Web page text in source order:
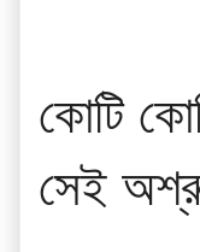
কোটি
সেই